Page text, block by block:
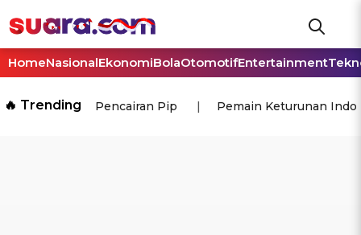
HomeNasionalEkonomiBolaOtomotifEntertainment
🔥 Trending Pencairan Pip Pemain Keturunan